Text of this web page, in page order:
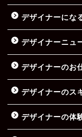
デザイナーにな
デザイナーニュ
デザイナーのお
デザイナーのス
デザイナーの体